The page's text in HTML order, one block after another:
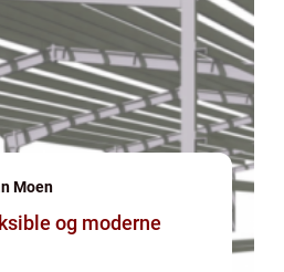
Moen
og moderne